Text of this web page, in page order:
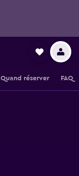
Quand réserver FAQ